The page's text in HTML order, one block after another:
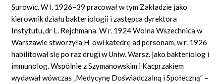
Surowic. W l. 1926–39 pracował w tym Zakładzie jako
kierownik działu bakteriologii i zastępca dyrektora
Instytutu, dr L. Rejchmana. W r. 1924 Wolna Wszechnica w
Warszawie stworzyła H-owi katedrę ad personam, w r. 1926
habilitował się po raz drugi w Uniw. Warsz. jako bakteriolog i
immunolog. Wspólnie z Szymanowskim i Kacprzakiem
wydawał wówczas „Medycynę Doświadczalną i Społeczną” –